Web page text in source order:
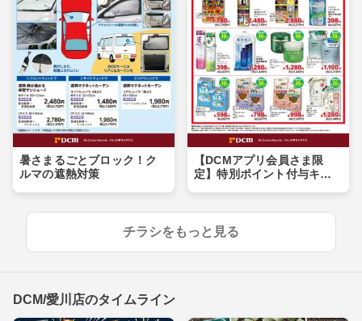
暑さまるごとブロック！ク
ルマの遮熱対策
【DCMアプリ会員さま限
定】特別ポイント付与キャ
チラシをもっと見る
DCM/愛川店のタイムライン